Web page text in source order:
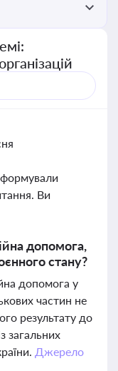
Ви
допомога,
стану?
допомога у
частин не
результату до
загальних
Джерело